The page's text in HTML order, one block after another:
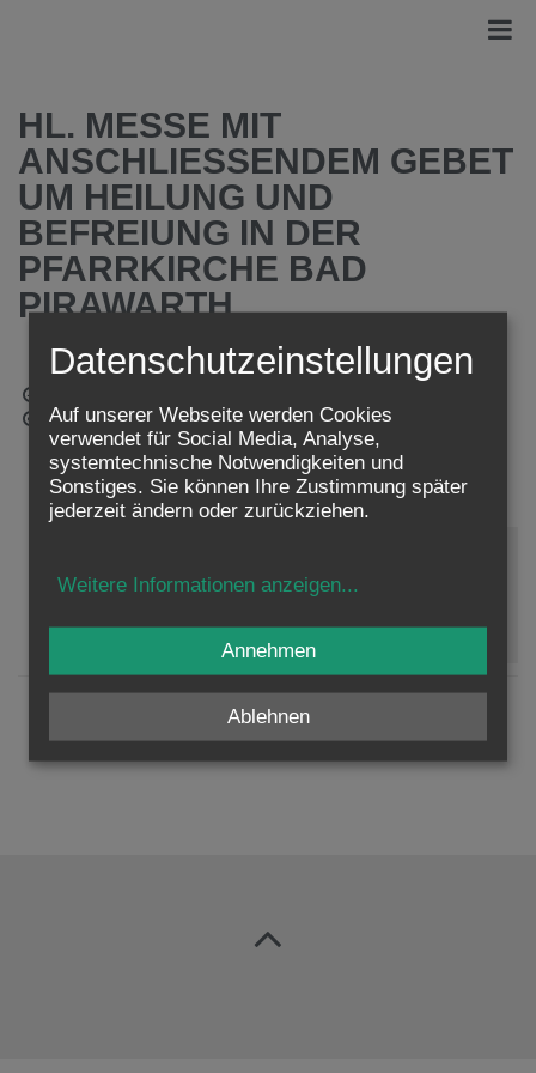
HL. MESSE MIT
ANSCHLIESSENDEM GEBET U
M HEILUNG UND B
EFREIUNG IN DER P
FARRKIRCHE BAD P
IRAWARTH
Sa.., 22. November 2025,19:00 Uhr
Adresse:
Bad Pirawarth
Zustimmung erforderlich!
, um diesen Inhalt sehen zu können.
Datenschutzeinstellungen
Auf unserer Webseite werden Cookies
verwendet für Social Media, Analyse,
systemtechnische Notwendigkeiten und
Sonstiges. Sie können Ihre Zustimmung später
jederzeit ändern oder zurückziehen.
Weitere Informationen anzeigen...
Ablehnen
Annehmen